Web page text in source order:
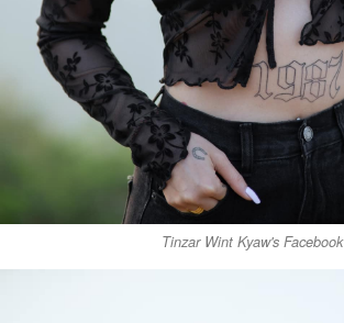
Tinzar Wint Kyaw's Facebook